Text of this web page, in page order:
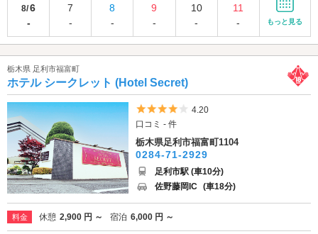
8/6
-
7
-
8
-
9
-
10
-
11
-
もっと見る
栃木県 足利市福富町
ホテル シークレット (Hotel Secret)
5つ星のうち4
4.20
口コミ - 件
栃木県足利市福富町1104
0284-71-2929
足利市駅 (車10分)
佐野藤岡IC (車18分)
料金 休憩 2,900 円 ～ 宿泊 6,000 円 ～